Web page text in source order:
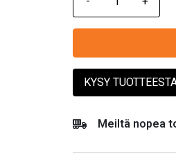
KYSY
Meiltä nopea